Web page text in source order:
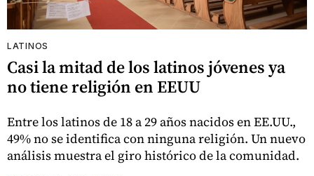
LATINOS
Casi la mitad de los latinos jóvenes ya
no tiene religión en EEUU
Entre los latinos de 18 a 29 años nacidos en EE.UU.,
49% no se identifica con ninguna religión. Un nuevo
análisis muestra el giro histórico de la comunidad.